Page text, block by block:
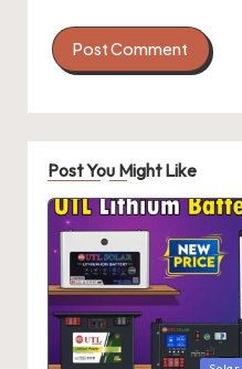
Post You Might Like